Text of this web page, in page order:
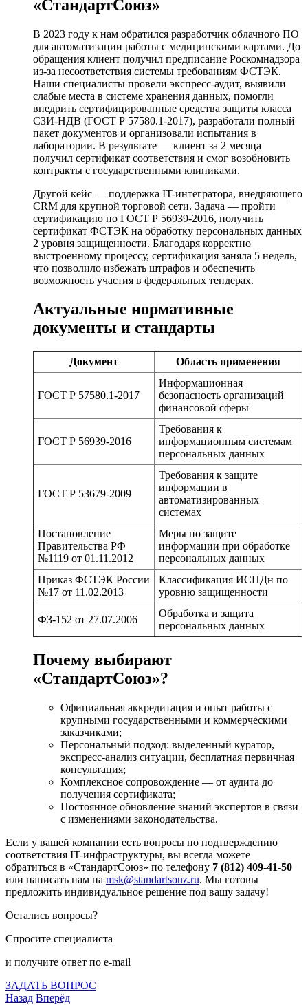
«СтандартСоюз»
В 2023 году к нам обратился разработчик облачного ПО
для автоматизации работы с медицинскими картами. До
обращения клиент получил предписание Роскомнадзора
из-за несоответствия системы требованиям ФСТЭК.
Наши специалисты провели экспресс-аудит, выявили
слабые места в системе хранения данных, помогли
внедрить сертифицированные средства защиты класса
СЗИ-НДВ (ГОСТ Р 57580.1-2017), разработали полный
пакет документов и организовали испытания в
лаборатории. В результате — клиент за 2 месяца
получил сертификат соответствия и смог возобновить
контракты с государственными клиниками.
Другой кейс — поддержка IT-интегратора, внедряющего
CRM для крупной торговой сети. Задача — пройти
сертификацию по ГОСТ Р 56939-2016, получить
сертификат ФСТЭК на обработку персональных данных
2 уровня защищенности. Благодаря корректно
выстроенному процессу, сертификация заняла 5 недель,
что позволило избежать штрафов и обеспечить
возможность участия в федеральных тендерах.
Актуальные нормативные
документы и стандарты
Документ Область применения
ГОСТ Р 57580.1-2017
Информационная
безопасность организаций
финансовой сферы
ГОСТ Р 56939-2016
Требования к
информационным системам
персональных данных
ГОСТ Р 53679-2009
Требования к защите
информации в
автоматизированных
системах
Постановление
Правительства РФ
№1119 от 01.11.2012
Меры по защите
информации при обработке
персональных данных
Приказ ФСТЭК России
№17 от 11.02.2013
Классификация ИСПДн по
уровню защищенности
ФЗ-152 от 27.07.2006
Обработка и защита
персональных данных
Почему выбирают
«СтандартСоюз»?
Официальная аккредитация и опыт работы с
крупными государственными и коммерческими
заказчиками;
Персональный подход: выделенный куратор,
экспресс-анализ ситуации, бесплатная первичная
консультация;
Комплексное сопровождение — от аудита до
получения сертификата;
Постоянное обновление знаний экспертов в связи
с изменениями законодательства.
Если у вашей компании есть вопросы по подтверждению
соответствия IT-инфраструктуры, вы всегда можете
обратиться в «СтандартСоюз» по телефону 7 (812) 409-41-50
или написать нам на msk@standartsouz.ru. Мы готовы
предложить индивидуальное решение под вашу задачу!
Остались вопросы?
Спросите специалиста
и получите ответ по e-mail
ЗАДАТЬ ВОПРОС
Назад Вперёд